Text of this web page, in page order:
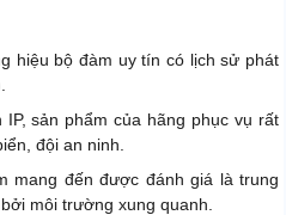
hiệu bộ đàm uy tín có lịch sử phát
sản phẩm của hãng phục vụ rất
đội an ninh.
mang đến được đánh giá là trung
môi trường xung quanh.